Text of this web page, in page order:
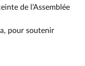
de l’Assemblée
pour soutenir